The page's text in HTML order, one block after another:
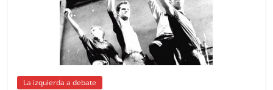
La izquierda a debate